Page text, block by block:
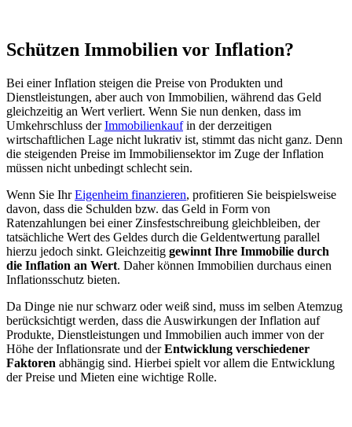
Schützen Immobilien vor Inflation?
Bei einer Inflation steigen die Preise von Produkten und
Dienstleistungen, aber auch von Immobilien, während das Geld
gleichzeitig an Wert verliert. Wenn Sie nun denken, dass im
Umkehrschluss derImmobilienkaufin der derzeitigen
wirtschaftlichen Lage nicht lukrativ ist, stimmt das nicht ganz. Denn
die steigenden Preise im Immobiliensektor im Zuge der Inflation
müssen nicht unbedingt schlecht sein.
Wenn Sie IhrEigenheim finanzieren, profitieren Sie beispielsweise
davon, dass die Schulden bzw. das Geld in Form von
Ratenzahlungen bei einer Zinsfestschreibung gleichbleiben, der
tatsächliche Wert des Geldes durch die Geldentwertung parallel
hierzu jedoch sinkt. Gleichzeitig gewinnt Ihre Immobilie durch
die Inflation an Wert. Daher können Immobilien durchaus einen
Inflationsschutz bieten.
Da Dinge nie nur schwarz oder weiß sind, muss im selben Atemzug
berücksichtigt werden, dass die Auswirkungen der Inflation auf
Produkte, Dienstleistungen und Immobilien auch immer von der
Höhe der Inflationsrate und derEntwicklung verschiedener
Faktoren abhängig sind. Hierbei spielt vor allem die Entwicklung
der Preise und Mieten eine wichtige Rolle.